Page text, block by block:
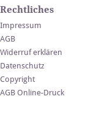
Rechtliches
Impressum
AGB
Widerruf erklären
Datenschutz
Copyright
AGB Online-Druck